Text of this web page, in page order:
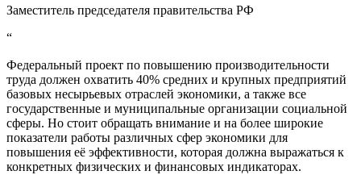
Заместитель председателя правительства РФ
“
Федеральный проект по повышению производительности
труда должен охватить 40% средних и крупных предприятий
базовых несырьевых отраслей экономики, а также все
государственные и муниципальные организации социальной
сферы. Но стоит обращать внимание и на более широкие
показатели работы различных сфер экономики для
повышения её эффективности, которая должна выражаться к
конкретных физических и финансовых индикаторах.